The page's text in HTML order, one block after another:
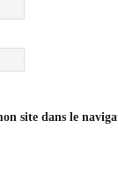
site dans le